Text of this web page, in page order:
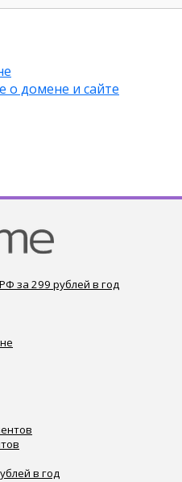
о домене и сайте
за 299 рублей в год
в год